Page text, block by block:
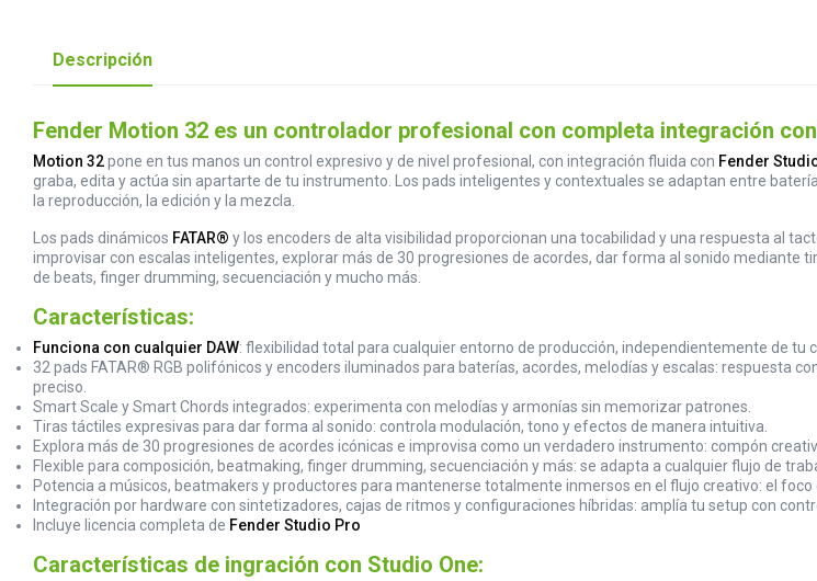
Descripción
Fender Motion 32 es un controlador profesional con completa integración
Motion 32pone en tus manos un control expresivo y de nivel profesional, con integración fluida con Fender
graba, edita y actúa sin apartarte de tu instrumento. Los pads inteligentes y contextuales se adaptan entre
la reproducción, la edición y la mezcla.
Los pads dinámicos FATAR® y los encoders de alta visibilidad proporcionan una tocabilidad y una respuesta al
improvisar con escalas inteligentes, explorar más de 30 progresiones de acordes, dar forma al sonido
de beats, finger drumming, secuenciación y mucho más.
Características:
Funciona con cualquier DAW: flexibilidad total para cualquier entorno de producción, independientemente de tu
32 pads FATAR® RGB polifónicos y encoders iluminados para baterías, acordes, melodías y escalas: respuesta
preciso.
Smart Scale y Smart Chords integrados: experimenta con melodías y armonías sin memorizar patrones.
Tiras táctiles expresivas para dar forma al sonido: controla modulación, tono y efectos de manera intuitiva.
Explora más de 30 progresiones de acordes icónicas e improvisa como un verdadero instrumento: compón
Flexible para composición, beatmaking, finger drumming, secuenciación y más: se adapta a cualquier flujo de
Potencia a músicos, beatmakers y productores para mantenerse totalmente inmersos en el flujo creativo: el foco
Integración por hardware con sintetizadores, cajas de ritmos y configuraciones híbridas: amplía tu setup con
Incluye licencia completa de Fender Studio Pro
Características de ingración con Studio One: